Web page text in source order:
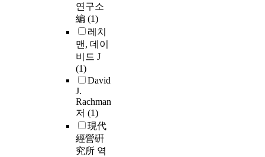
연구소
編 (1)
레치
맨, 데이
비드 J
(1)
David
J.
Rachman
저 (1)
現代
經營硏
究所 역